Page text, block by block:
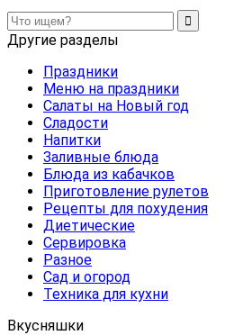
Другие разделы
Праздники
Меню на праздники
Салаты на Новый год
Сладости
Напитки
Заливные блюда
Блюда из кабачков
Приготовление рулетов
Рецепты для похудения
Диетические
Сервировка
Разное
Сад и огород
Техника для кухни
Вкусняшки